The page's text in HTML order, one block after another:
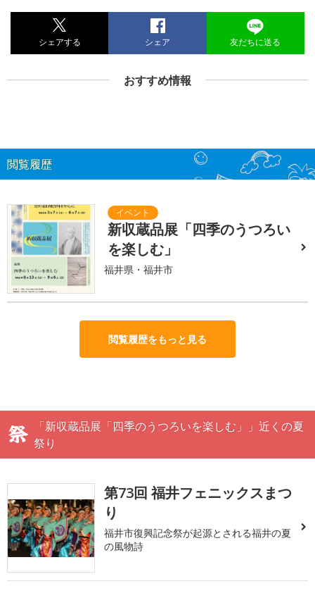
シェアする シェア 友だちに送る
おすすめ情報
閲覧履歴
新収蔵品展「四季のうつろい
を楽しむ」
福井県・福井市
閲覧履歴をもっと見る
「新収蔵品展「四季のうつろいを楽しむ」」近くの夏
祭り
第73回 福井フェニックスまつ
り
福井市復興記念祭が起源とされる福井の夏
の風物詩